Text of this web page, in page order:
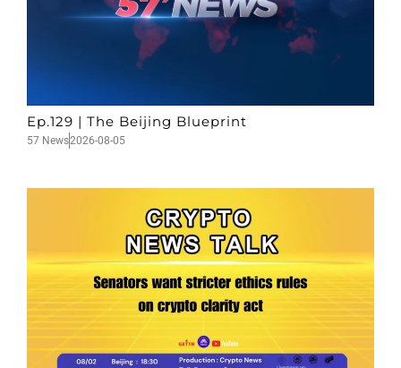
Ep.129 | The Beijing Blueprint
57 News2026-08-05